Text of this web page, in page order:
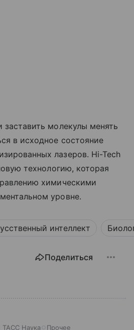
заставить молекулы менять
в исходное состояние
лазеров. Hi-Tech
технологию, которая
химическими
уровне.
интеллект
Поделиться
ТАСС Наука Прочее